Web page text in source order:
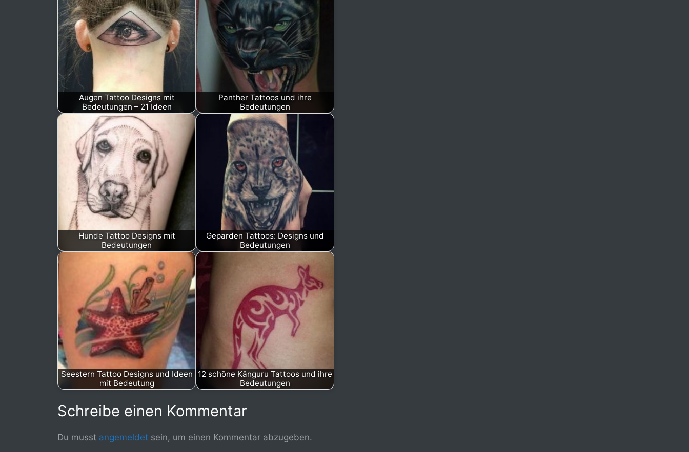
Augen Tattoo Designs mit
Bedeutungen – 21 Ideen
Panther Tattoos und ihre
Bedeutungen
Hunde Tattoo Designs mit
Bedeutungen
Geparden Tattoos: Designs und
Bedeutungen
Seestern Tattoo Designs und Ideen
mit Bedeutung
12 schöne Känguru Tattoos und ihre
Bedeutungen
Schreibe einen Kommentar
Du musst angemeldet sein, um einen Kommentar abzugeben.